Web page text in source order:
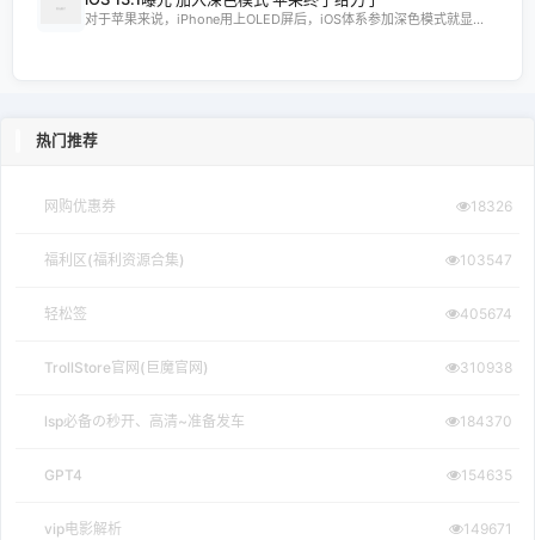
对于苹果来说，iPhone用上OLED屏后，iOS体系参加深色模式就显...
热门推荐
网购优惠券 18326
福利区(福利资源合集) 103547
轻松签 405674
TrollStore官网(巨魔官网) 310938
lsp必备の秒开、高清~准备发车 184370
GPT4 154635
vip电影解析 149671